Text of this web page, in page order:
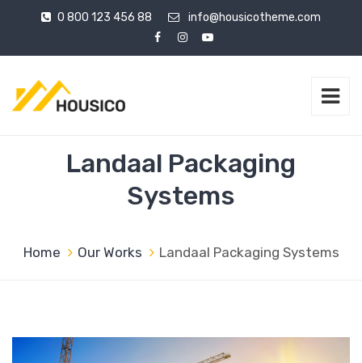
0 800 123 456 88 info@housicotheme.com
Landaal Packaging
Systems
Home Our Works Landaal Packaging Systems